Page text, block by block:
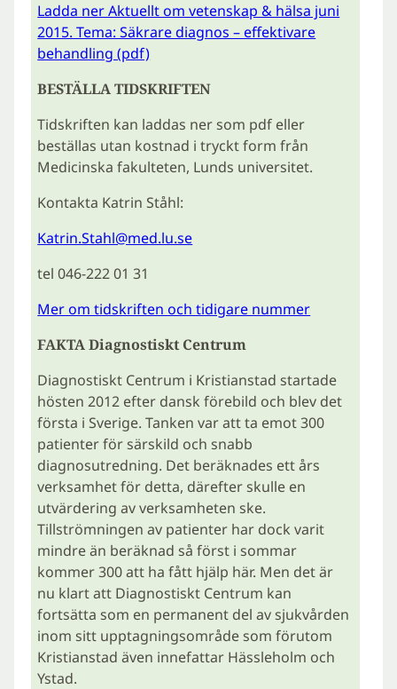
Ladda ner Aktuellt om vetenskap & hälsa juni
2015. Tema: Säkrare diagnos – effektivare
behandling (pdf)
BESTÄLLA TIDSKRIFTEN
Tidskriften kan laddas ner som pdf eller
beställas utan kostnad i tryckt form från
Medicinska fakulteten, Lunds universitet.
Kontakta Katrin Ståhl:
Katrin.Stahl@med.lu.se
tel 046-222 01 31
Mer om tidskriften och tidigare nummer
FAKTA Diagnostiskt Centrum
Diagnostiskt Centrum i Kristianstad startade
hösten 2012 efter dansk förebild och blev det
första i Sverige. Tanken var att ta emot 300
patienter för särskild och snabb
diagnosutredning. Det beräknades ett års
verksamhet för detta, därefter skulle en
utvärdering av verksamheten ske.
Tillströmningen av patienter har dock varit
mindre än beräknad så först i sommar
kommer 300 att ha fått hjälp här. Men det är
nu klart att Diagnostiskt Centrum kan
fortsätta som en permanent del av sjukvården
inom sitt upptagningsområde som förutom
Kristianstad även innefattar Hässleholm och
Ystad.